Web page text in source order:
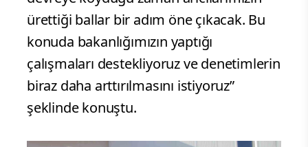
ürettiği ballar bir adım öne çıkacak. Bu
konuda bakanlığımızın yaptığı
çalışmaları destekliyoruz ve denetimlerin
biraz daha arttırılmasını istiyoruz”
şeklinde konuştu.